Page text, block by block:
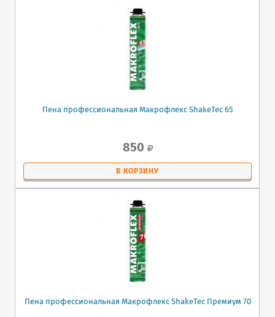
Пена профессиональная Макрофлекс ShakeTec 65
850
В КОРЗИНУ
Пена профессиональная Макрофлекс ShakeTec Премиум 70